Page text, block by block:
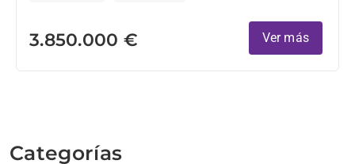
3.850.000 € Ver más
Categorías